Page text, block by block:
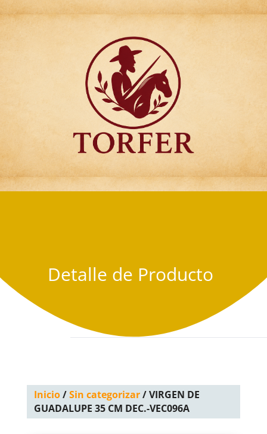
Articulos para
Regalo Torfer.
Detalle de Producto
Inicio/Sin categorizar/ VIRGEN DE
GUADALUPE 35 CM DEC.-VEC096A